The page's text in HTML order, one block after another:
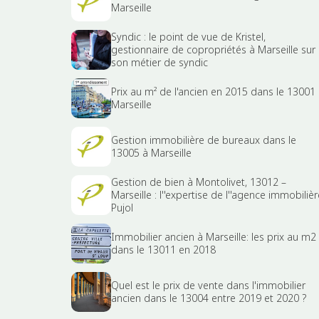
Marseille
Syndic : le point de vue de Kristel,
gestionnaire de copropriétés à Marseille sur
son métier de syndic
Prix au m² de l'ancien en 2015 dans le 13001
Marseille
Gestion immobilière de bureaux dans le
13005 à Marseille
Gestion de bien à Montolivet, 13012 –
Marseille : l''expertise de l''agence
Pujol
Immobilier ancien à Marseille: les prix au m2
dans le 13011 en 2018
Quel est le prix de vente dans l'immobilier
ancien dans le 13004 entre 2019 et 2020 ?